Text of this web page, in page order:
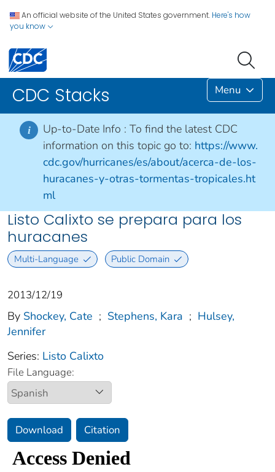
An official website of the United States government. Here's how
you know
CDC Stacks Menu
i Up-to-Date Info : To find the latest CDC
information on this topic go to: https://www.
cdc.gov/hurricanes/es/about/acerca-de-los-
huracanes-y-otras-tormentas-tropicales.ht
ml
Listo Calixto se prepara para los
huracanes
Multi-Language Public Domain
2013/12/19
By Shockey, Cate ; Stephens, Kara ; Hulsey,
Jennifer
Series: Listo Calixto
File Language:
Download Citation